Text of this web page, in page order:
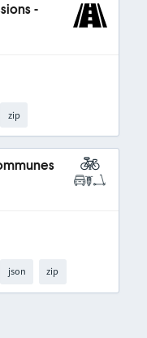
-
zip
json zip